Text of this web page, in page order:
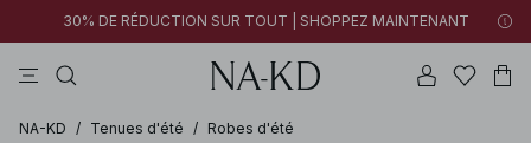
30% DE RÉDUCTION SUR TOUT | SHOPPEZ MAINTENANT
NA-KD / Tenues d'été / Robes d'été